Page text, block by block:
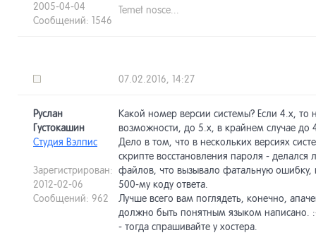
2005-04-04
Сообщений: 1546
Temet nosce...
07.02.2016, 14:27
Руслан
Густокашин
Студия Вэлпис
Зарегистрирован:
2012-02-06
Сообщений: 962
Какой номер версии системы? Если 4.х, то
возможности, до 5.х, в крайнем случае до
Дело в том, что в нескольких версиях
скрипте восстановления пароля -
файлов, что вызывало фатальную ошибку,
500-му коду ответа.
Лучше всего вам поглядеть, конечно,
должно быть понятным языком написано. :-
- тогда спрашивайте у хостера.